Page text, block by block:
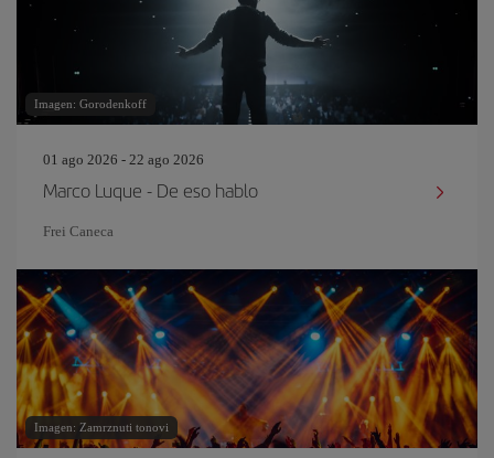
Imagen: Gorodenkoff
01 ago 2026 - 22 ago 2026
Marco Luque - De eso hablo
Frei Caneca
Imagen: Zamrznuti tonovi